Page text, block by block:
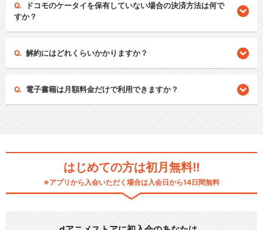
ドコモのケータイを保有していない場合の決済方法は何で
すか？
解約にはどれくらいかかりますか？
電子書籍は月額料金だけで利用できますか？
はじめての方は初月無料!!
※アプリから入会いただく場合は入会日から14日間無料